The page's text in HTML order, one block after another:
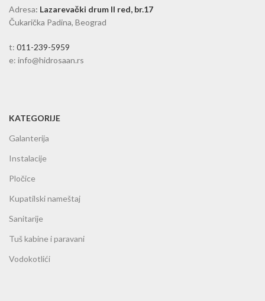
Adresa: Lazarevački drum II red, br.17
Čukarička Padina, Beograd
t: 011-239-5959
e: info@hidrosaan.rs
KATEGORIJE
Galanterija
Instalacije
Pločice
Kupatilski nameštaj
Sanitarije
Tuš kabine i paravani
Vodokotlići